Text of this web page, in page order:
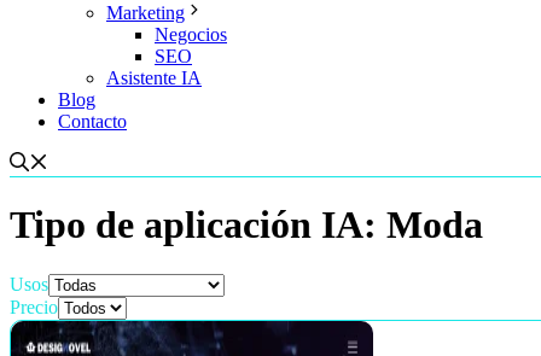
Marketing
Negocios
SEO
Asistente IA
Blog
Contacto
Tipo de aplicación IA: Moda
Usos
Precio